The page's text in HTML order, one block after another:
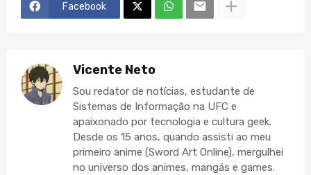
Facebook
Vicente Neto
Sou redator de notícias, estudante de
Sistemas de Informação na UFC e
apaixonado por tecnologia e cultura geek.
Desde os 15 anos, quando assisti ao meu
primeiro anime (Sword Art Online), mergulhei
no universo dos animes, mangás e games.